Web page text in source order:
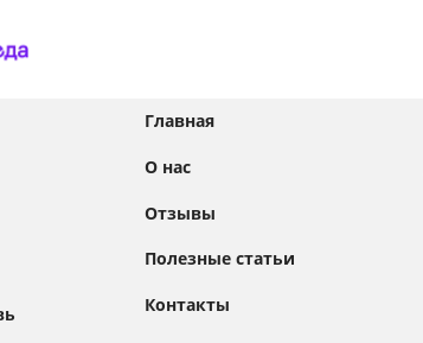
Главная
О нас
Отзывы
Полезные статьи
Контакты